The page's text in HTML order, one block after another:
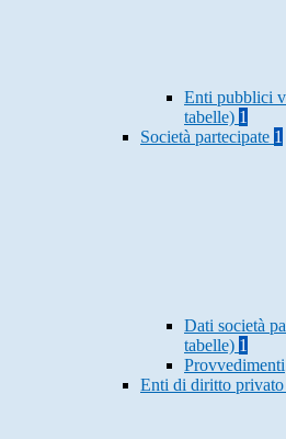
Enti pubblici
tabelle) 1
Società partecipate 1
Dati società
tabelle) 1
Provvedimenti
Enti di diritto